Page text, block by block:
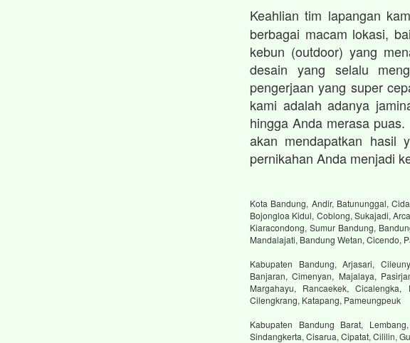
Keahlian tim lapangan
berbagai macam lokasi,
kebun (outdoor) yang
desain yang selalu
pengerjaan yang super
kami adalah adanya
hingga Anda merasa
akan mendapatkan hasil
pernikahan Anda menjadi
Kota Bandung, Andir, Batununggal,
Bojongloa Kidul, Coblong, Sukajadi,
Kiaracondong, Sumur Bandung,
Mandalajati, Bandung Wetan, Cicendo,
Kabupaten Bandung, Arjasari,
Banjaran, Cimenyan, Majalaya,
Margahayu, Rancaekek,
Cilengkrang, Katapang, Pameungpeuk
Kabupaten Bandung Barat,
Sindangkerta, Cisarua, Cipatat, Cililin,